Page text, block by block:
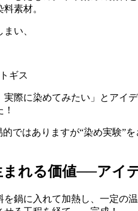
素材。
い、
ギス
際に染めてみたい」とアイ
ではありますが“染め実験”を
れる価値──アイ
鍋に入れて加熱し、一定の